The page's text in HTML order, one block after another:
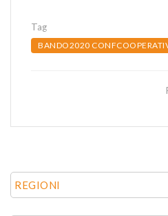
Tag
BANDO2020
REGIONI